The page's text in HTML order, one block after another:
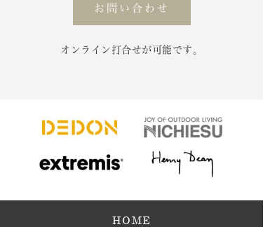
お問い合わせ
オンライン打合せが可能です。
HOME